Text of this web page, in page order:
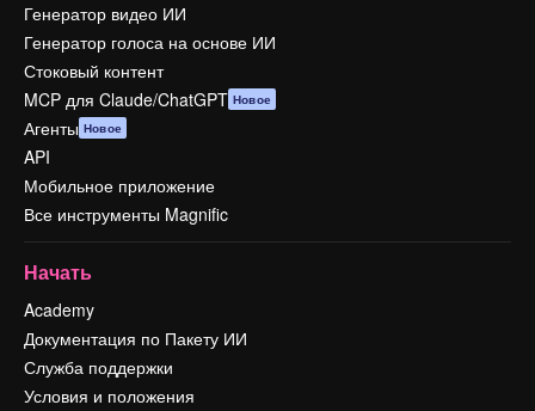
Генератор видео ИИ
Генератор голоса на основе ИИ
Стоковый контент
MCP для Claude/ChatGPT Новое
Агенты Новое
API
Мобильное приложение
Все инструменты Magnific
Начать
Academy
Документация по Пакету ИИ
Служба поддержки
Условия и положения